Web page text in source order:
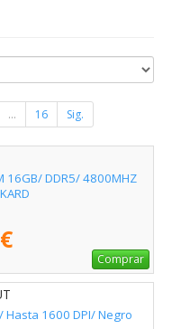
... 16 Sig.
16GB/ DDR5/ 4800MHZ
Comprar
Hasta 1600 DPI/ Negro